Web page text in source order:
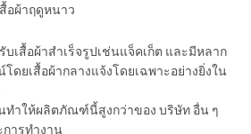
อผ้าฤดูหนาว
เสื้อผ้าสำเร็จรูปเช่นแจ็คเก็ต และมีหลาก
ดยเสื้อผ้ากลางแจ้งโดยเฉพาะอย่างยิ่งใน
ำให้ผลิตภัณฑ์นี้สูงกว่าของ บริษัท อื่น ๆ
ารทำงาน